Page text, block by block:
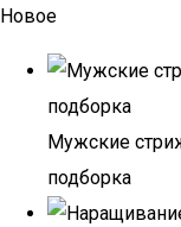
Новое
Мужские
подборка